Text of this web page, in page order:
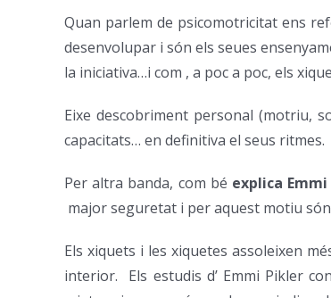
Quan parlem de psicomotricitat ens
desenvolupar i són els seues
la iniciativa…i com , a poc a poc, els
Eixe descobriment personal (motriu,
capacitats… en definitiva el seus ritmes.
Per altra banda, com bé explica
major seguretat i per aquest motiu
Els xiquets i les xiquetes assoleixen
interior. Els estudis d’ Emmi Pikler